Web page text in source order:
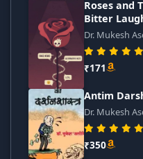
Roses and
Bitter
Dr. Mukesh
₹171
Antim
Dr. Mukesh
₹350